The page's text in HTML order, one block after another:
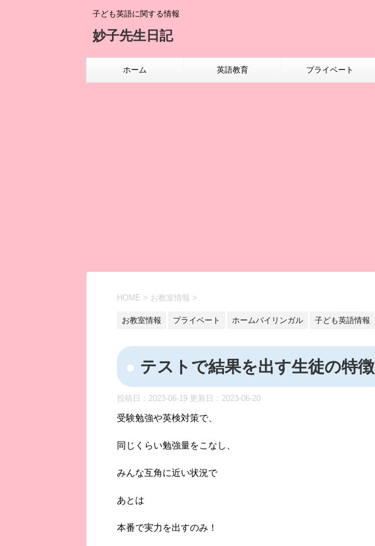
子ども英語に関する情報
妙子先生日記
ホーム 英語教育 プライベート
HOME > お教室情報 >
お教室情報 プライベート ホームバイリンガル 子ども英語情報
テストで結果を出す生徒の特徴
投稿日：2023-06-19 更新日： 2023-06-20
受験勉強や英検対策で、
同じくらい勉強量をこなし、
みんな互角に近い状況で
あとは
本番で実力を出すのみ！